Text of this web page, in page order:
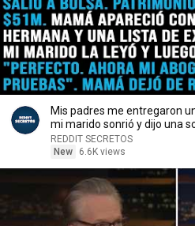
Mis padres me entregaron
mi marido sonrió y dijo una
REDDIT SECRETOS
New
6.6K views